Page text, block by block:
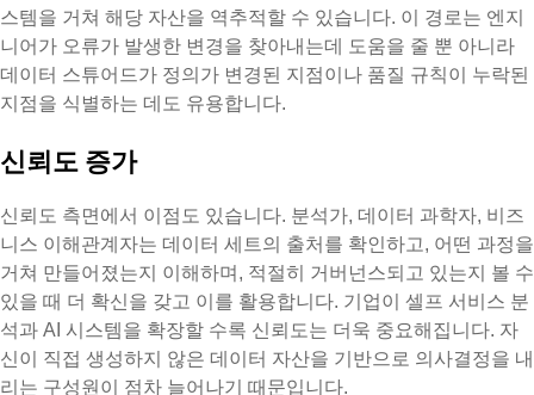
스템을 거쳐 해당 자산을 역추적할 수 있습니다. 이 경로는 엔지
니어가 오류가 발생한 변경을 찾아내는데 도움을 줄 뿐 아니라
데이터 스튜어드가 정의가 변경된 지점이나 품질 규칙이 누락된
지점을 식별하는 데도 유용합니다.
신뢰도 증가
신뢰도 측면에서 이점도 있습니다. 분석가, 데이터 과학자, 비즈
니스 이해관계자는 데이터 세트의 출처를 확인하고, 어떤 과정을
거쳐 만들어졌는지 이해하며, 적절히 거버넌스되고 있는지 볼 수
있을 때 더 확신을 갖고 이를 활용합니다. 기업이 셀프 서비스 분
석과 AI 시스템을 확장할 수록 신뢰도는 더욱 중요해집니다. 자
신이 직접 생성하지 않은 데이터 자산을 기반으로 의사결정을 내
리는 구성원이 점차 늘어나기 때문입니다.